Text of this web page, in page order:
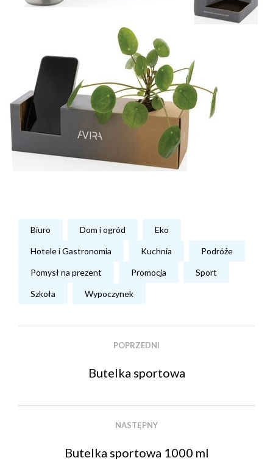
Biuro Dom i ogród Eko
Hotele i Gastronomia Kuchnia Podróże
Pomysł na prezent Promocja Sport
Szkoła Wypoczynek
POPRZEDNI
Butelka sportowa
NASTĘPNY
Butelka sportowa 1000 ml